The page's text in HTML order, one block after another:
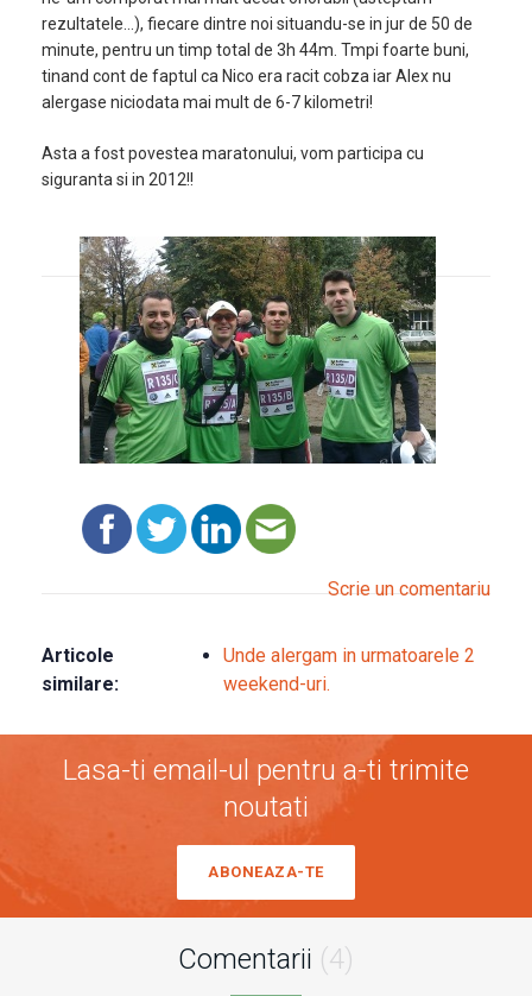
rezultatele…), fiecare dintre noi situandu-se in jur de 50 de
minute, pentru un timp total de 3h 44m. Tmpi foarte buni,
tinand cont de faptul ca Nico era racit cobza iar Alex nu
alergase niciodata mai mult de 6-7 kilometri!
Asta a fost povestea maratonului, vom participa cu
siguranta si in 2012!!
Scrie un comentariu
Articole
similare:
Unde alergam in urmatoarele 2
weekend-uri.
Lasa-ti email-ul pentru a-ti trimite
noutati
ABONEAZA-TE
Comentarii (4)